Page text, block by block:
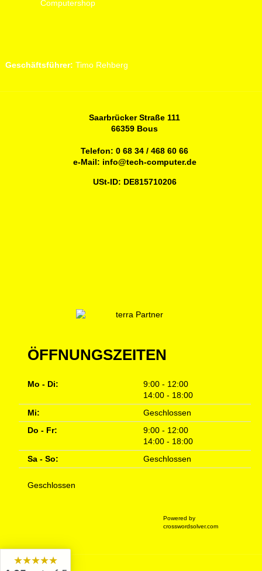
Geschäftsführer: Timo Rehberg
Saarbrücker Straße 111
66359 Bous
Telefon:0 68 34 / 468 60 66
e-Mail: info@tech-computer.de
USt-ID: DE815710206
ÖFFNUNGSZEITEN
Mo - Di:
9:00 - 12:00
14:00 - 18:00
Mi:
Geschlossen
Do - Fr:
9:00 - 12:00
14:00 - 18:00
Sa - So:
Geschlossen
Geschlossen
Powered by
crosswordsolver.com
★★★★★